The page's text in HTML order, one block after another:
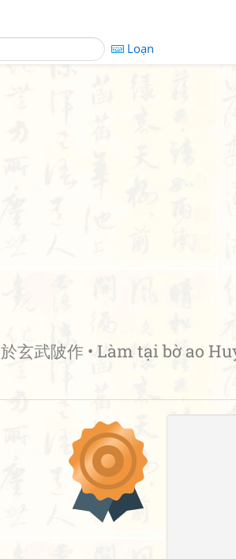
Loạn
於玄武陂作 • Làm tại bờ ao